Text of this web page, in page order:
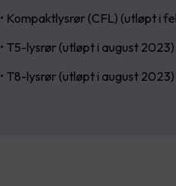
• Kompaktlysrør (CFL) (utløpt i
• T5-lysrør (utløpt i august 2023)
• T8-lysrør (utløpt i august 2023)